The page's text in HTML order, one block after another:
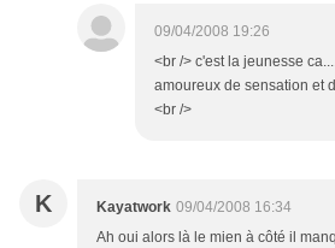
09/04/2008 19:26
<br /> c'est la jeunesse
amoureux de sensation et
<br />
K Kayatwork 09/04/2008 16:34
Ah oui alors là le mien à côté il